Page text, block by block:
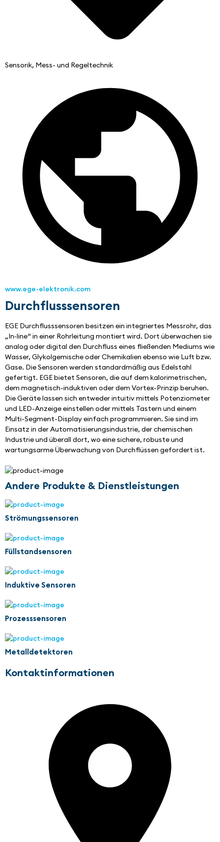
Sensorik, Mess- und Regeltechnik
www.ege-elektronik.com
Durchflusssensoren
EGE Durchflusssensoren besitzen ein integriertes Messrohr, das
„In‐line“ in einer Rohrleitung montiert wird. Dort überwachen sie
analog oder digital den Durchfluss eines fließenden Mediums wie
Wasser, Glykolgemische oder Chemikalien ebenso wie Luft bzw.
Gase. Die Sensoren werden standardmäßig aus Edelstahl
gefertigt. EGE bietet Sensoren, die auf dem kalorimetrischen,
dem magnetisch-induktiven oder dem Vortex-Prinzip beruhen.
Die Geräte lassen sich entweder intuitiv mittels Potenziometer
und LED-Anzeige einstellen oder mittels Tastern und einem
Multi-Segment-Display einfach programmieren. Sie sind im
Einsatz in der Automatisierungsindustrie, der chemischen
Industrie und überall dort, wo eine sichere, robuste und
wartungsarme Überwachung von Durchflüssen gefordert ist.
Andere Produkte & Dienstleistungen
Strömungssensoren
Füllstandsensoren
Induktive Sensoren
Prozesssensoren
Metalldetektoren
Kontaktinformationen